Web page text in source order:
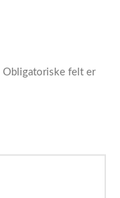
Obligatoriske felt er